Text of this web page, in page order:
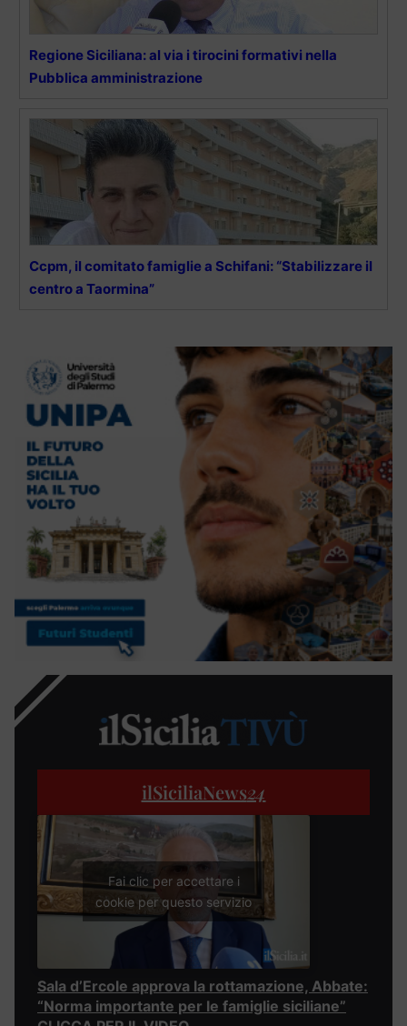
Regione Siciliana: al via i tirocini formativi nella
Pubblica amministrazione
Ccpm, il comitato famiglie a Schifani: “Stabilizzare il
centro a Taormina”
ilSiciliaNews24
Fai clic per accettare i
cookie per questo servizio
Sala d’Ercole approva la rottamazione, Abbate:
“Norma importante per le famiglie siciliane”